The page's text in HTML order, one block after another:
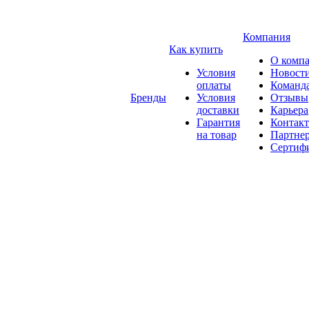
Бренды
Как купить
Условия
оплаты
Условия
доставки
Гарантия
на товар
Компания
О
Отзывы
Карьера